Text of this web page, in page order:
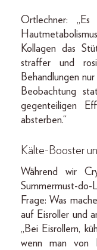
Ortlechner:
Kollagen das
straffer und
Behandlungen
Beobachtung
gegenteiligen
absterben.“
Kälte-Booster
Während wir
Summermust-
Frage: Was
auf Eisroller und
„Bei Eisrollern,
wenn man von